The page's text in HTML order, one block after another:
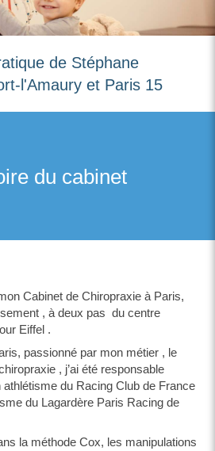
de Stéphane
l'Amaury et Paris 15
du cabinet
Cabinet de Chiropraxie à Paris,
, à deux pas du centre
Eiffel .
passionné par mon métier , le
, j’ai été responsable
du Racing Club de France
du Lagardère Paris Racing de
la méthode Cox, les manipulations